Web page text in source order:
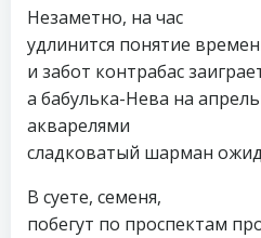
Незаметно, на час
удлинится понятие
и забот контрабас
а бабулька-Нева на
акварелями
сладковатый шарман
В суете, семеня,
побегут по проспектам